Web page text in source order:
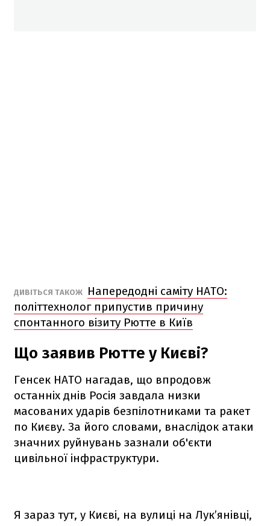
ДИВІТЬСЯ ТАКОЖ
Напередодні саміту НАТО:
політтехнолог припустив причину
спонтанного візиту Рютте в Київ
Що заявив Рютте у Києві?
Генсек НАТО нагадав, що впродовж
останніх днів Росія завдала низки
масованих ударів безпілотниками та ракет
по Києву. За його словами, внаслідок атаки
значних руйнувань зазнали об'єкти
цивільної інфраструктури.
Я зараз тут, у Києві, на вулиці на Лук’янівці,